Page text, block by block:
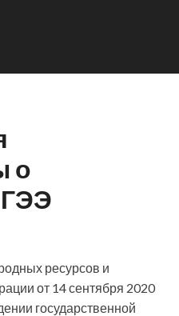
о
ресурсов и
от 14 сентября 2020
государственной